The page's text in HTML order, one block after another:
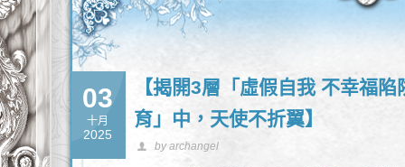
03
十月
2025
【揭開3層「虛假自我 不幸福
育」中，天使不折翼】
by archangel